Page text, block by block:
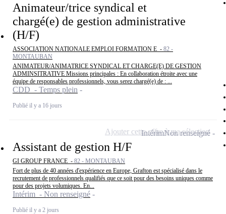
Animateur/trice syndical et
chargé(e) de gestion administrative
(H/F)
ASSOCIATION NATIONALE EMPLOI FORMATION E - 82 -
MONTAUBAN
ANIMATEUR/ANIMATRICE SYNDICAL ET CHARGE(E) DE GESTION
ADMINSITRATIVE Missions principales : En collaboration étroite avec une
équipe de responsables professionnels, vous serez chargé(e) de : ...
CDD - Temps plein
Publié il y a 16 jours
Assistant de gestion H/F
GI GROUP FRANCE - 82 - MONTAUBAN
Fort de plus de 40 années d'expérience en Europe, Grafton est spécialisé dans le
recrutement de professionnels qualifiés que ce soit pour des besoins uniques comme
pour des projets volumiques. En...
Intérim - Non renseigné
Publié il y a 2 jours
IntérimNon renseigné
Ajouter cette offre à ma sélection